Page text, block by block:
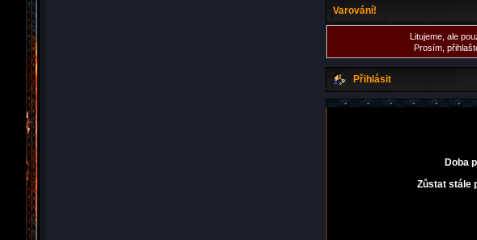
Varování!
Litujeme, ale
Prosím,
Přihlásit
Doba
Zůstat stále